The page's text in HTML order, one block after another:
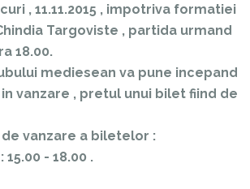
, 11.11.2015 , impotriva formatiei
Targoviste , partida urmand
18.00.
mediesean va pune incepand
vanzare , pretul unui bilet fiind de
vanzare a biletelor :
- 18.00 .